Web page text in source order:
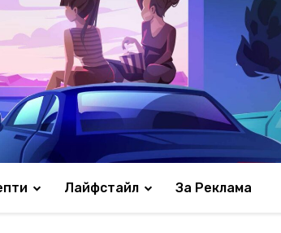
Лайфстайл За Реклама